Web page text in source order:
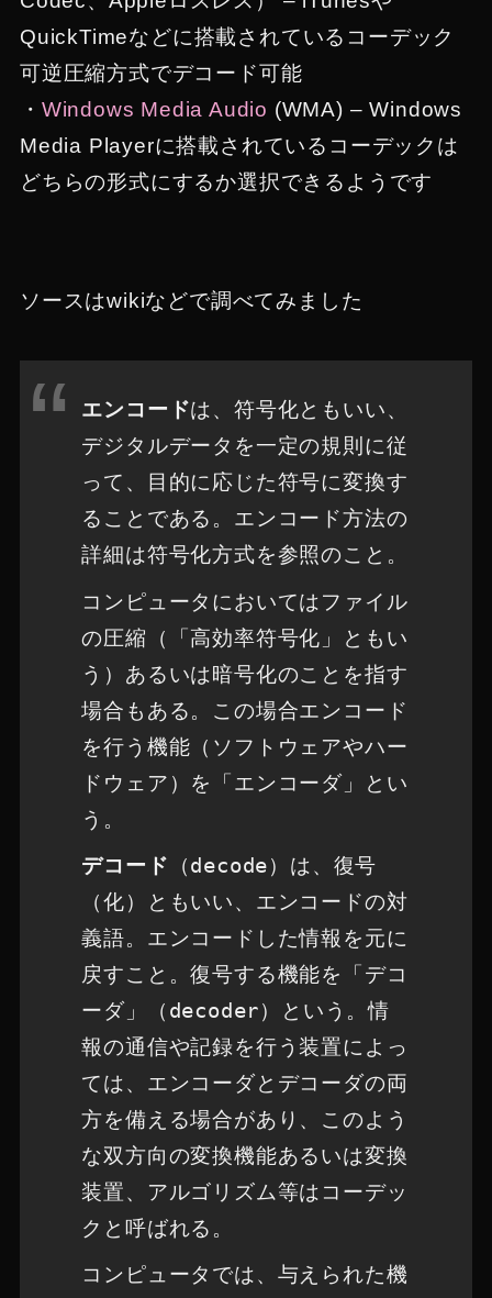
QuickTimeなどに搭載されているコーデック
可逆圧縮方式でデコード可能
・ Windows Media Audio (WMA) – Windows
Media Playerに搭載されているコーデックは
どちらの形式にするか選択できるようです
ソースはwikiなどで調べてみました
エンコードは、符号化ともいい、
デジタルデータを一定の規則に従
って、目的に応じた符号に変換す
ることである。エンコード方法の
詳細は符号化方式を参照のこと。
コンピュータにおいてはファイル
の圧縮（「高効率符号化」ともい
う）あるいは暗号化のことを指す
場合もある。この場合エンコード
を行う機能（ソフトウェアやハー
ドウェア）を「エンコーダ」とい
う。
デコード （decode）は、復号
（化）ともいい、エンコードの対
義語。エンコードした情報を元に
戻すこと。復号する機能を「デコ
ーダ」（ decoder）という。情
報の通信や記録を行う装置によっ
ては、エンコーダとデコーダの両
方を備える場合があり、このよう
な双方向の変換機能あるいは変換
装置、アルゴリズム等はコーデッ
クと呼ばれる。
コンピュータでは、与えられた機